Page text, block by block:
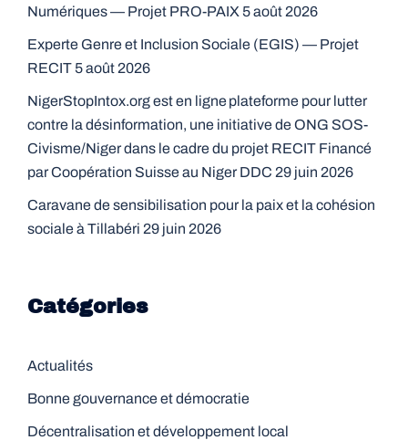
Numériques — Projet PRO-PAIX 5 août 2026
Experte Genre et Inclusion Sociale (EGIS) — Projet
RECIT 5 août 2026
NigerStopIntox.org est en ligne plateforme pour lutter
contre la désinformation, une initiative de ONG SOS-
Civisme/Niger dans le cadre du projet RECIT Financé
par Coopération Suisse au Niger DDC 29 juin 2026
Caravane de sensibilisation pour la paix et la cohésion
sociale à Tillabéri 29 juin 2026
Catégories
Actualités
Bonne gouvernance et démocratie
Décentralisation et développement local